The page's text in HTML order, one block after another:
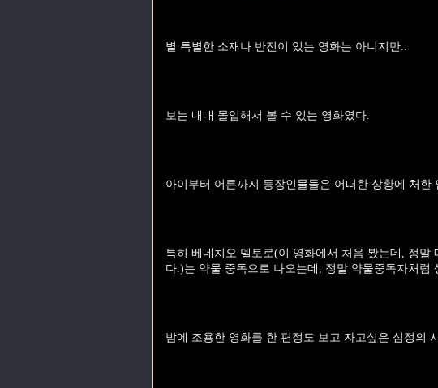
별 특별한 소재나 반전이 있는 영화는 아니지만..
보는 내내 몰입해서 볼 수 있는 영화였다.
아이부터 어른까지 등장인물들은 어떠한 상황에 처
특히 베네치오 델토로(이 영화에서 처음 봤는데, 정
다.)는 약물 중독으로 나오는데, 정말 약물중독자처럼
밤에 조용한 영화를 한 편정도 보고 자고싶은 심정의